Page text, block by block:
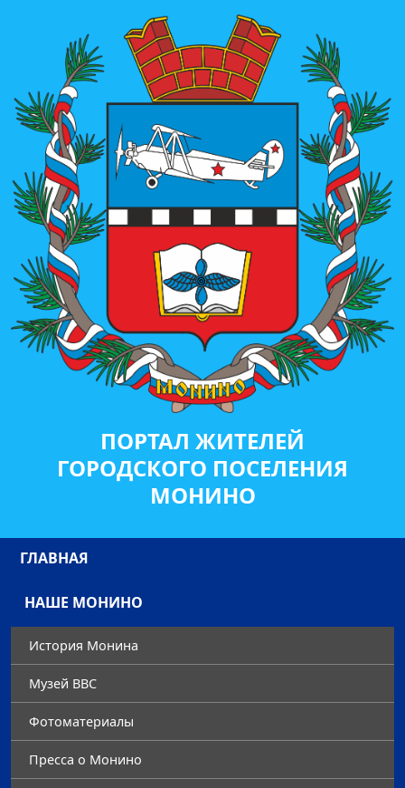
ПОРТАЛ ЖИТЕЛЕЙ
ГОРОДСКОГО ПОСЕЛЕНИЯ
МОНИНО
ГЛАВНАЯ
НАШЕ МОНИНО
История Монина
Музей ВВС
Фотоматериалы
Преccа о Монино